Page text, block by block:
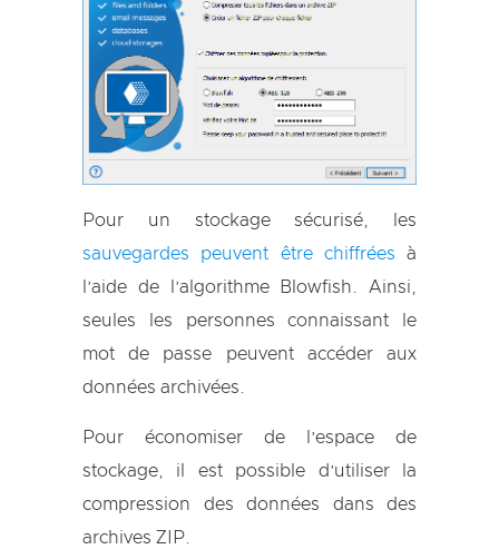
Pour un stockage sécurisé, les
sauvegardes peuvent être chiffrées à
l’aide de l’algorithme Blowfish. Ainsi,
seules les personnes connaissant le
mot de passe peuvent accéder aux
données archivées.
Pour économiser de l’espace de
stockage, il est possible d’utiliser la
compression des données dans des
archives ZIP.